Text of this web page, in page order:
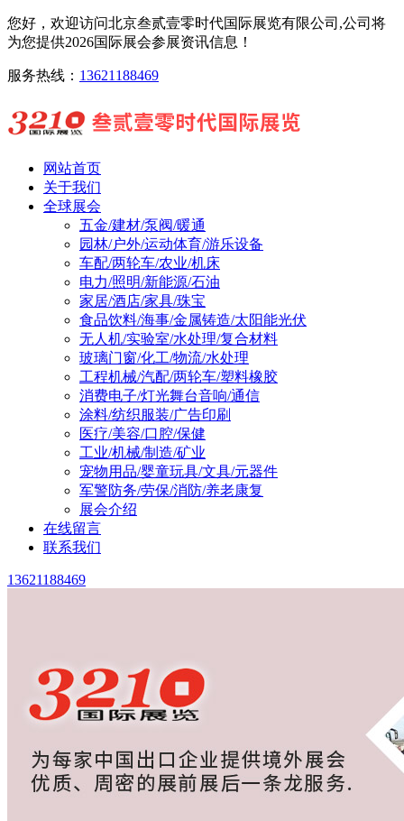
您好，欢迎访问北京叁贰壹零时代国际展览有限公司,公司将
为您提供2026国际展会参展资讯信息！
服务热线： 13621188469
网站首页
关于我们
全球展会
五金/建材/泵阀/暖通
园林/户外/运动体育/游乐设备
车配/两轮车/农业/机床
电力/照明/新能源/石油
家居/酒店/家具/珠宝
食品饮料/海事/金属铸造/太阳能光伏
无人机/实验室/水处理/复合材料
玻璃门窗/化工/物流/水处理
工程机械/汽配/两轮车/塑料橡胶
消费电子/灯光舞台音响/通信
涂料/纺织服装/广告印刷
医疗/美容/口腔/保健
工业/机械/制造/矿业
宠物用品/婴童玩具/文具/元器件
军警防务/劳保/消防/养老康复
展会介绍
在线留言
联系我们
13621188469